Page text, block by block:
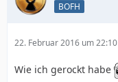
BOFH
22. Februar 2016 um 22:10
Wie ich gerockt habe